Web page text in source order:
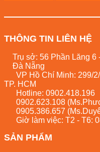
THÔNG TIN LIÊN HỆ
Trụ sở: 56 Phần Lăng 6
Đà Nẵng
VP Hồ Chí Minh: 299/
TP. HCM
Hotline: 0902.418.196
0902.623.108
0905.386.657
Giờ làm việc: T2 - T6:
SẢN PHẨM